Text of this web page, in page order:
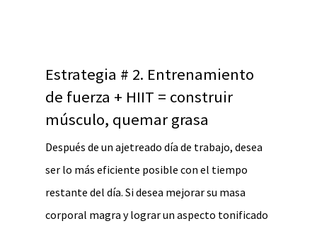
Estrategia # 2. Entrenamiento
de fuerza + HIIT = construir
músculo, quemar grasa
Después de un ajetreado día de trabajo, desea
ser lo más eficiente posible con el tiempo
restante del día. Si desea mejorar su masa
corporal magra y lograr un aspecto tonificado